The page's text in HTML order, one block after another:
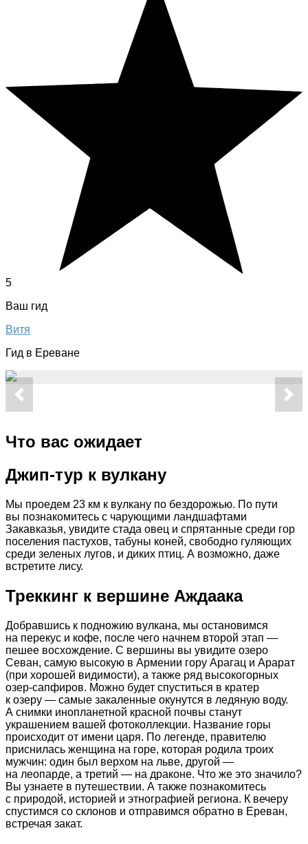
5
Ваш гид
Витя
Гид в Ереване
Что вас ожидает
Джип-тур к вулкану
Мы проедем 23 км к вулкану по бездорожью. По пути
вы познакомитесь с чарующими ландшафтами
Закавказья, увидите стада овец и спрятанные среди гор
поселения пастухов, табуны коней, свободно гуляющих
среди зеленых лугов, и диких птиц. А возможно, даже
встретите лису.
Треккинг к вершине Аждаака
Добравшись к подножию вулкана, мы остановимся
на перекус и кофе, после чего начнем второй этап —
пешее восхождение. С вершины вы увидите озеро
Севан, самую высокую в Армении гору Арагац и Арарат
(при хорошей видимости), а также ряд высокогорных
озер-сапфиров. Можно будет спуститься в кратер
к озеру — самые закаленные окунутся в ледяную воду.
А снимки инопланетной красной почвы станут
украшением вашей фотоколлекции. Название горы
происходит от имени царя. По легенде, правителю
приснилась женщина на горе, которая родила троих
мужчин: один был верхом на льве, другой —
на леопарде, а третий — на драконе. Что же это значило?
Вы узнаете в путешествии. А также познакомитесь
с природой, историей и этнографией региона. К вечеру
спустимся со склонов и отправимся обратно в Ереван,
встречая закат.